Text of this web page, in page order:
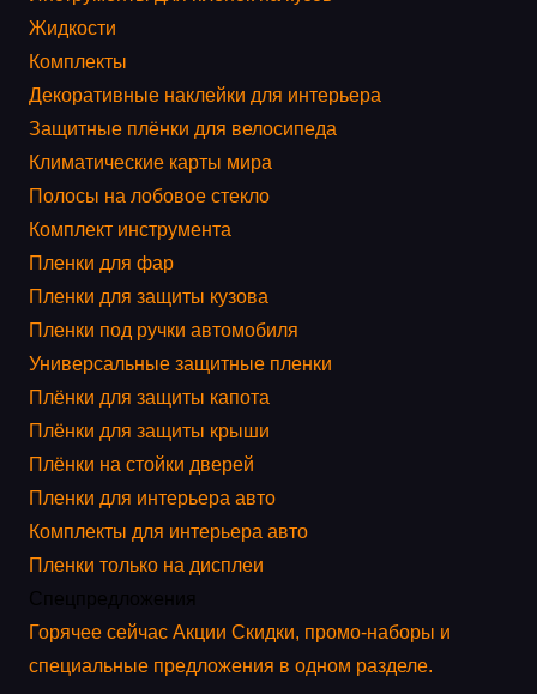
Жидкости
Комплекты
Декоративные наклейки для интерьера
Защитные плёнки для велосипеда
Климатические карты мира
Полосы на лобовое стекло
Комплект инструмента
Пленки для фар
Пленки для защиты кузова
Пленки под ручки автомобиля
Универсальные защитные пленки
Плёнки для защиты капота
Плёнки для защиты крыши
Плёнки на стойки дверей
Пленки для интерьера авто
Комплекты для интерьера авто
Пленки только на дисплеи
Горячее сейчас Акции Скидки, промо-наборы и
специальные предложения в одном разделе.